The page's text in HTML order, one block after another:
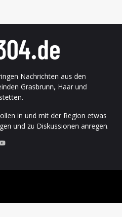
Nachrichten aus den
Grasbrunn, Haar und
in und mit der Region etwas
und zu Diskussionen anregen.